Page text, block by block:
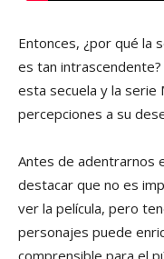
Entonces, ¿por qué la
es tan
esta secuela y la serie
percepciones a su
Antes de adentrarnos
destacar que no es
ver la película, pero
personajes puede